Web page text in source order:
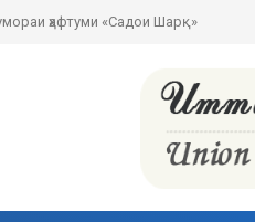
ҳаракати сулҳи ҷаҳонӣ